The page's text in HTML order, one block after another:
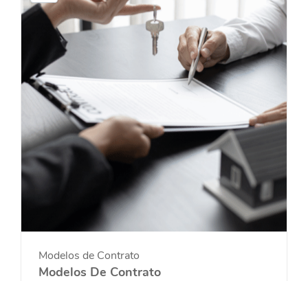
Modelos de Contrato
Modelos De Contrato